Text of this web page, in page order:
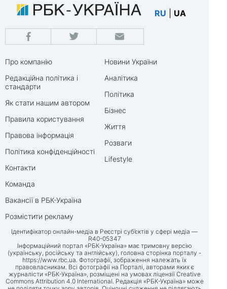
RU UA
Про компанію
Редакційна політика і
стандарти
Як стати нашим автором
Правила користування
Правова інформація
Політика конфіденційності
Контакти
Команда
Вакансії в РБК-Україна
Розмістити рекламу
Новини України
Аналітика
Політика
Бізнес
Життя
Розваги
Lifestyle
Ідентифікатор онлайн-медіа в Реєстрі суб’єктів у сфері медіа —
R40-05347
Інформаційний портал «РБК-Україна» має тримовну версію
(українську, російську та англійську), головна сторінка порталу -
https://www.rbc.ua. Фотографії, зображення належать їх
правовласникам. Всі фотографії на Порталі, авторами яких є
журналісти «РБК-Україна», розміщені на умовах ліцензії Creative
Commons Attribution 4.0 International. Редакція «РБК-Україна» може